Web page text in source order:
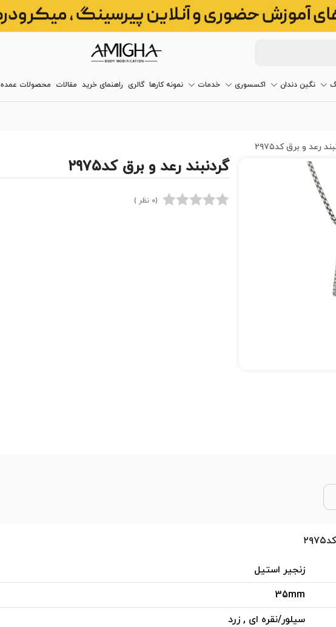
نگین دندان اکسسوری خدمات نمونه کارها گالری راهنمای خرید مقالات محصولات عمده
رعد و برق کد۲۹۷۵
گردنبند رعد و برق کد۲۹۷۵
(0 نظر )
زنجیر استیل
35mm
سیلور/نقره ای , زرد